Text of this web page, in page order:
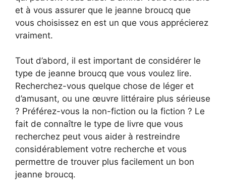
et à vous assurer que le jeanne broucq que
vous choisissez en est un que vous apprécierez
vraiment.
Tout d’abord, il est important de considérer le
type de jeanne broucq que vous voulez lire.
Recherchez-vous quelque chose de léger et
d’amusant, ou une œuvre littéraire plus sérieuse
? Préférez-vous la non-fiction ou la fiction ? Le
fait de connaître le type de livre que vous
recherchez peut vous aider à restreindre
considérablement votre recherche et vous
permettre de trouver plus facilement un bon
jeanne broucq.